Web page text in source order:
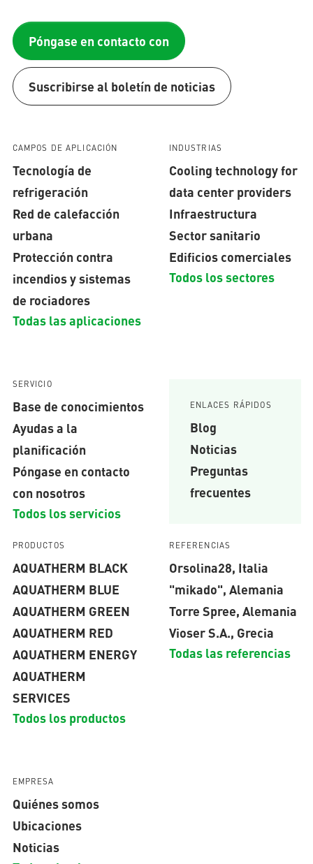
Póngase en contacto con
Suscribirse al boletín de noticias
CAMPOS DE APLICACIÓN
Tecnología de
refrigeración
Red de calefacción
urbana
Protección contra
incendios y sistemas
de rociadores
Todas las aplicaciones
INDUSTRIAS
Cooling technology for
data center providers
Infraestructura
Sector sanitario
Edificios comerciales
Todos los sectores
SERVICIO
Base de conocimientos
Ayudas a la
planificación
Póngase en contacto
con nosotros
Todos los servicios
ENLACES RÁPIDOS
Blog
Noticias
Preguntas
frecuentes
PRODUCTOS
AQUATHERM BLACK
AQUATHERM BLUE
AQUATHERM GREEN
AQUATHERM RED
AQUATHERM ENERGY
AQUATHERM
SERVICES
Todos los productos
REFERENCIAS
Orsolina28, Italia
"mikado", Alemania
Torre Spree, Alemania
Vioser S.A., Grecia
Todas las referencias
EMPRESA
Quiénes somos
Ubicaciones
Noticias